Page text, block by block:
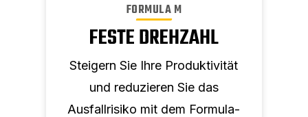
FORMULA M
FESTE DREHZAHL
Steigern Sie Ihre Produktivität
und reduzieren Sie das
Ausfallrisiko mit dem Formula-